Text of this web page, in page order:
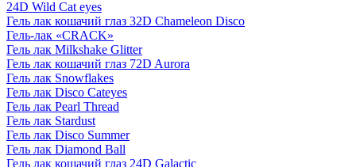
24D Wild Cat eyes
Гель лак кошачий глаз 32D Chameleon Disco
Гель-лак «CRACK»
Гель лак Milkshake Glitter
Гель лак кошачий глаз 72D Aurora
Гель лак Snowflakes
Гель лак Disco Cateyes
Гель лак Pearl Thread
Гель лак Stardust
Гель лак Disco Summer
Гель лак Diamond Ball
Гель лак кошачий глаз 24D Galactic